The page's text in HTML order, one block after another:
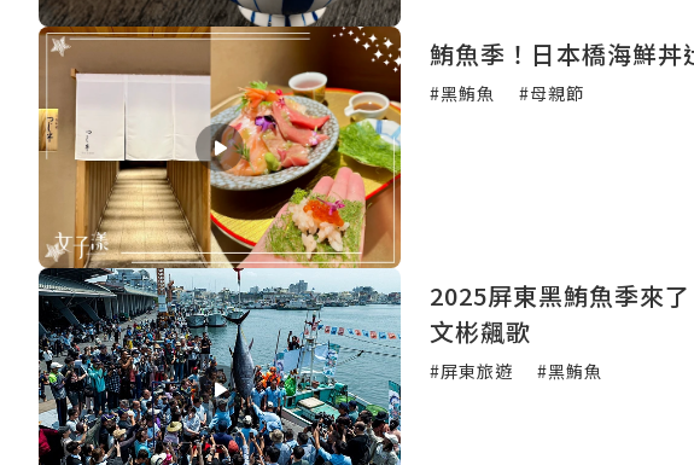
鮪魚季！日本橋海鮮
#黑鮪魚 #母親節
2025屏東黑鮪魚季來
文彬飆歌
#屏東旅遊 #黑鮪魚